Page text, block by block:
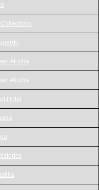
Atocha
Atocha
Hotel